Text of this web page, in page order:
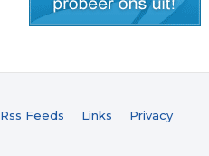
Rss Feeds Links Privacy